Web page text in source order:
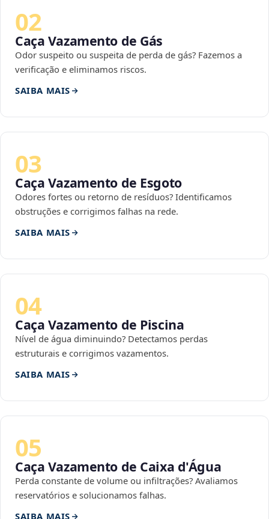
02
Caça Vazamento de Gás
Odor suspeito ou suspeita de perda de gás? Fazemos a
verificação e eliminamos riscos.
SAIBA MAIS
03
Caça Vazamento de Esgoto
Odores fortes ou retorno de resíduos? Identificamos
obstruções e corrigimos falhas na rede.
SAIBA MAIS
04
Caça Vazamento de Piscina
Nível de água diminuindo? Detectamos perdas
estruturais e corrigimos vazamentos.
SAIBA MAIS
05
Caça Vazamento de Caixa d'Água
Perda constante de volume ou infiltrações? Avaliamos
reservatórios e solucionamos falhas.
SAIBA MAIS